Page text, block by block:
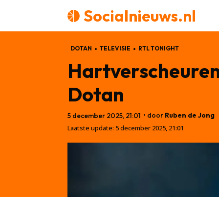
Socialnieuws.nl
DOTAN TELEVISIE RTL TONIGHT
Dotan
5 december 2025, 21:01 • door Ruben de Jong
Laatste update: 5 december 2025, 21:01